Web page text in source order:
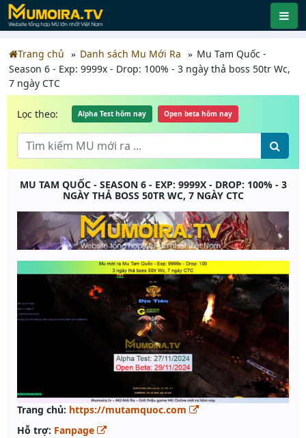
Trang chủ Danh sách Mu Mới Ra
Mu Tam Quốc -
Season 6 - Exp: 9999x - Drop: 100% - 3 ngày thả boss 50tr Wc,
7 ngày CTC
Lọc theo: Alpha Test hôm nay Open beta hôm nay
MU TAM QUỐC - SEASON 6 - EXP: 9999X - DROP: 100% - 3
NGÀY THẢ BOSS 50TR WC, 7 NGÀY CTC
Trang chủ: https://mutamquoc.com
Hỗ trợ: Fanpage